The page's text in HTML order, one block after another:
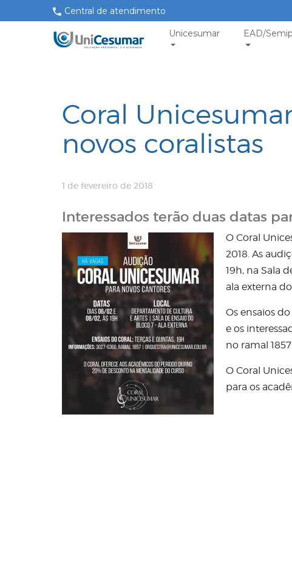
Central de atendimento
Unicesumar EAD/
Coral
novos coralistas
1 de fevereiro de 2018
Interessados terão duas datas
O Coral
2018. As
19h, na Sala
ala externa
Os ensaios
e os
no ramal
O Coral
para os